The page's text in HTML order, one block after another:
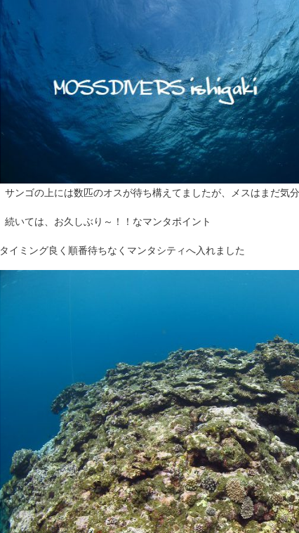
サンゴの上には数匹のオスが待ち構えてましたが、メスはまだ気
続いては、お久しぶり～！！なマンタポイント
タイミング良く順番待ちなくマンタシティへ入れました